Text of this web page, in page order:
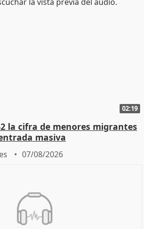
02:19
la cifra de menores migrantes
masiva
07/08/2026